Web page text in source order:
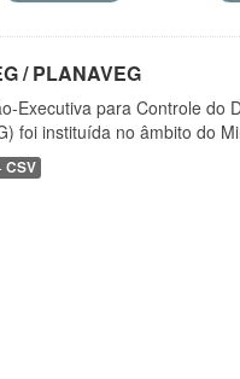
/ PLANAVEG
Executiva para Controle do
foi instituída no âmbito do
CSV